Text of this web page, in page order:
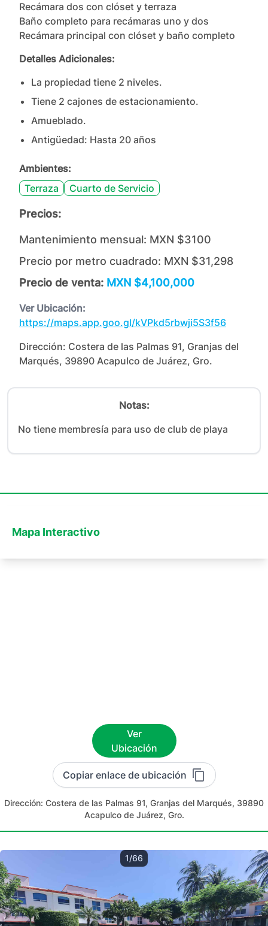
Recámara dos con clóset y terraza
Baño completo para recámaras uno y dos
Recámara principal con clóset y baño completo
Detalles Adicionales:
La propiedad tiene 2 niveles.
Tiene 2 cajones de estacionamiento.
Amueblado.
Antigüedad: Hasta 20 años
Ambientes:
Terraza
Cuarto de Servicio
Precios:
Mantenimiento mensual: MXN $3100
Precio por metro cuadrado: MXN $31,298
Precio de venta: MXN $4,100,000
Ver Ubicación:
https://maps.app.goo.gl/kVPkd5rbwji5S3f56
Dirección: Costera de las Palmas 91, Granjas del
Marqués, 39890 Acapulco de Juárez, Gro.
Notas:
No tiene membresía para uso de club de playa
Mapa Interactivo
Ver
Ubicación
Copiar enlace de ubicación
Dirección: Costera de las Palmas 91, Granjas del Marqués, 39890
Acapulco de Juárez, Gro.
1/66